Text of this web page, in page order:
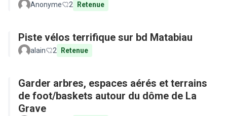
Anonyme 2 Retenue
Piste vélos terrifique sur bd Matabiau
alain 2 Retenue
Garder arbres, espaces aérés et terrains
de foot/baskets autour du dôme de La
Grave